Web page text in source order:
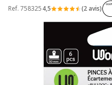
Ref. 7583254,5 (2 avis)